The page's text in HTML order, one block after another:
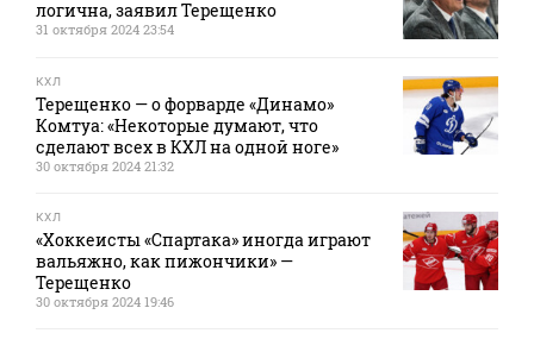
логична, заявил Терещенко
31 октября 2024 23:54
КХЛ
Терещенко — о форварде «Динамо»
Комтуа: «Некоторые думают, что
сделают всех в КХЛ на одной ноге»
30 октября 2024 21:32
КХЛ
«Хоккеисты «Спартака» иногда играют
вальяжно, как пижончики» —
Терещенко
30 октября 2024 19:46